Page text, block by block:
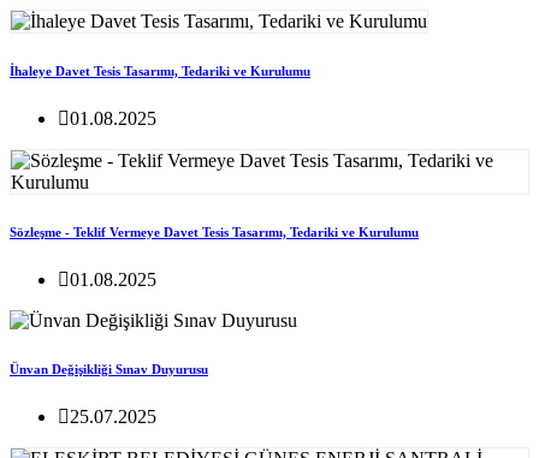
İhaleye Davet Tesis Tasarımı, Tedariki ve Kurulumu
01.08.2025
Sözleşme - Teklif Vermeye Davet Tesis Tasarımı, Tedariki ve Kurulumu
01.08.2025
Ünvan Değişikliği Sınav Duyurusu
25.07.2025